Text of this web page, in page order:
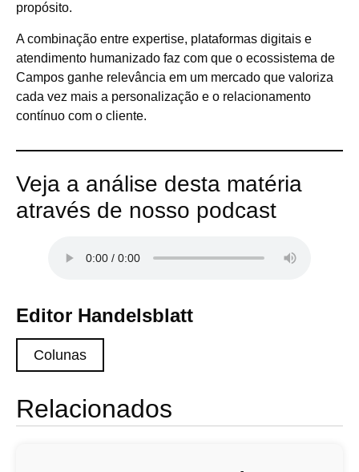
propósito.
A combinação entre expertise, plataformas digitais e
atendimento humanizado faz com que o ecossistema de
Campos ganhe relevância em um mercado que valoriza
cada vez mais a personalização e o relacionamento
contínuo com o cliente.
Veja a análise desta matéria
através de nosso podcast
Editor Handelsblatt
Colunas
Relacionados